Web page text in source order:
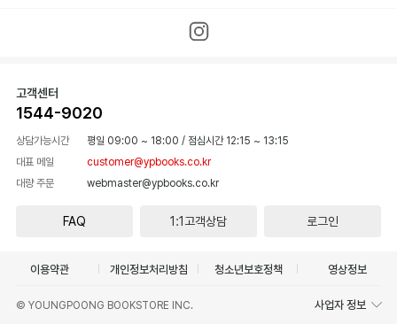
고객센터
1544-9020
상담가능시간 평일 09:00 ~ 18:00 / 점심시간 12:15 ~ 13:15
대표 메일
customer@ypbooks.co.kr
대량 주문
webmaster@ypbooks.co.kr
FAQ 1:1고객상담 로그인
이용약관 개인정보처리방침 청소년보호정책 영상정보
© YOUNGPOONG BOOKSTORE INC. 사업자 정보